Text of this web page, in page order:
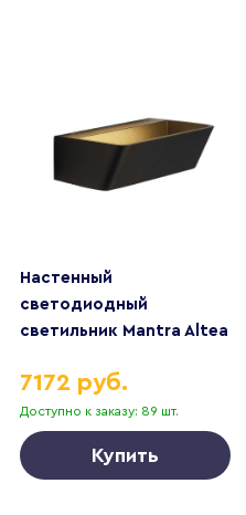
Настенный
светодиодный
светильник Mantra Altea
Доступно к заказу: 89 шт.
7172 руб.
Купить